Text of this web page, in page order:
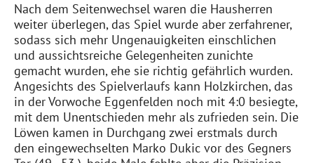
Nach dem Seitenwechsel waren die Hausherren
weiter überlegen, das Spiel wurde aber zerfahrener,
sodass sich mehr Ungenauigkeiten einschlichen
und aussichtsreiche Gelegenheiten zunichte
gemacht wurden, ehe sie richtig gefährlich wurden.
Angesichts des Spielverlaufs kann Holzkirchen, das
in der Vorwoche Eggenfelden noch mit 4:0 besiegte,
mit dem Unentschieden mehr als zufrieden sein. Die
Löwen kamen in Durchgang zwei erstmals durch
den eingewechselten Marko Dukic vor des Gegners